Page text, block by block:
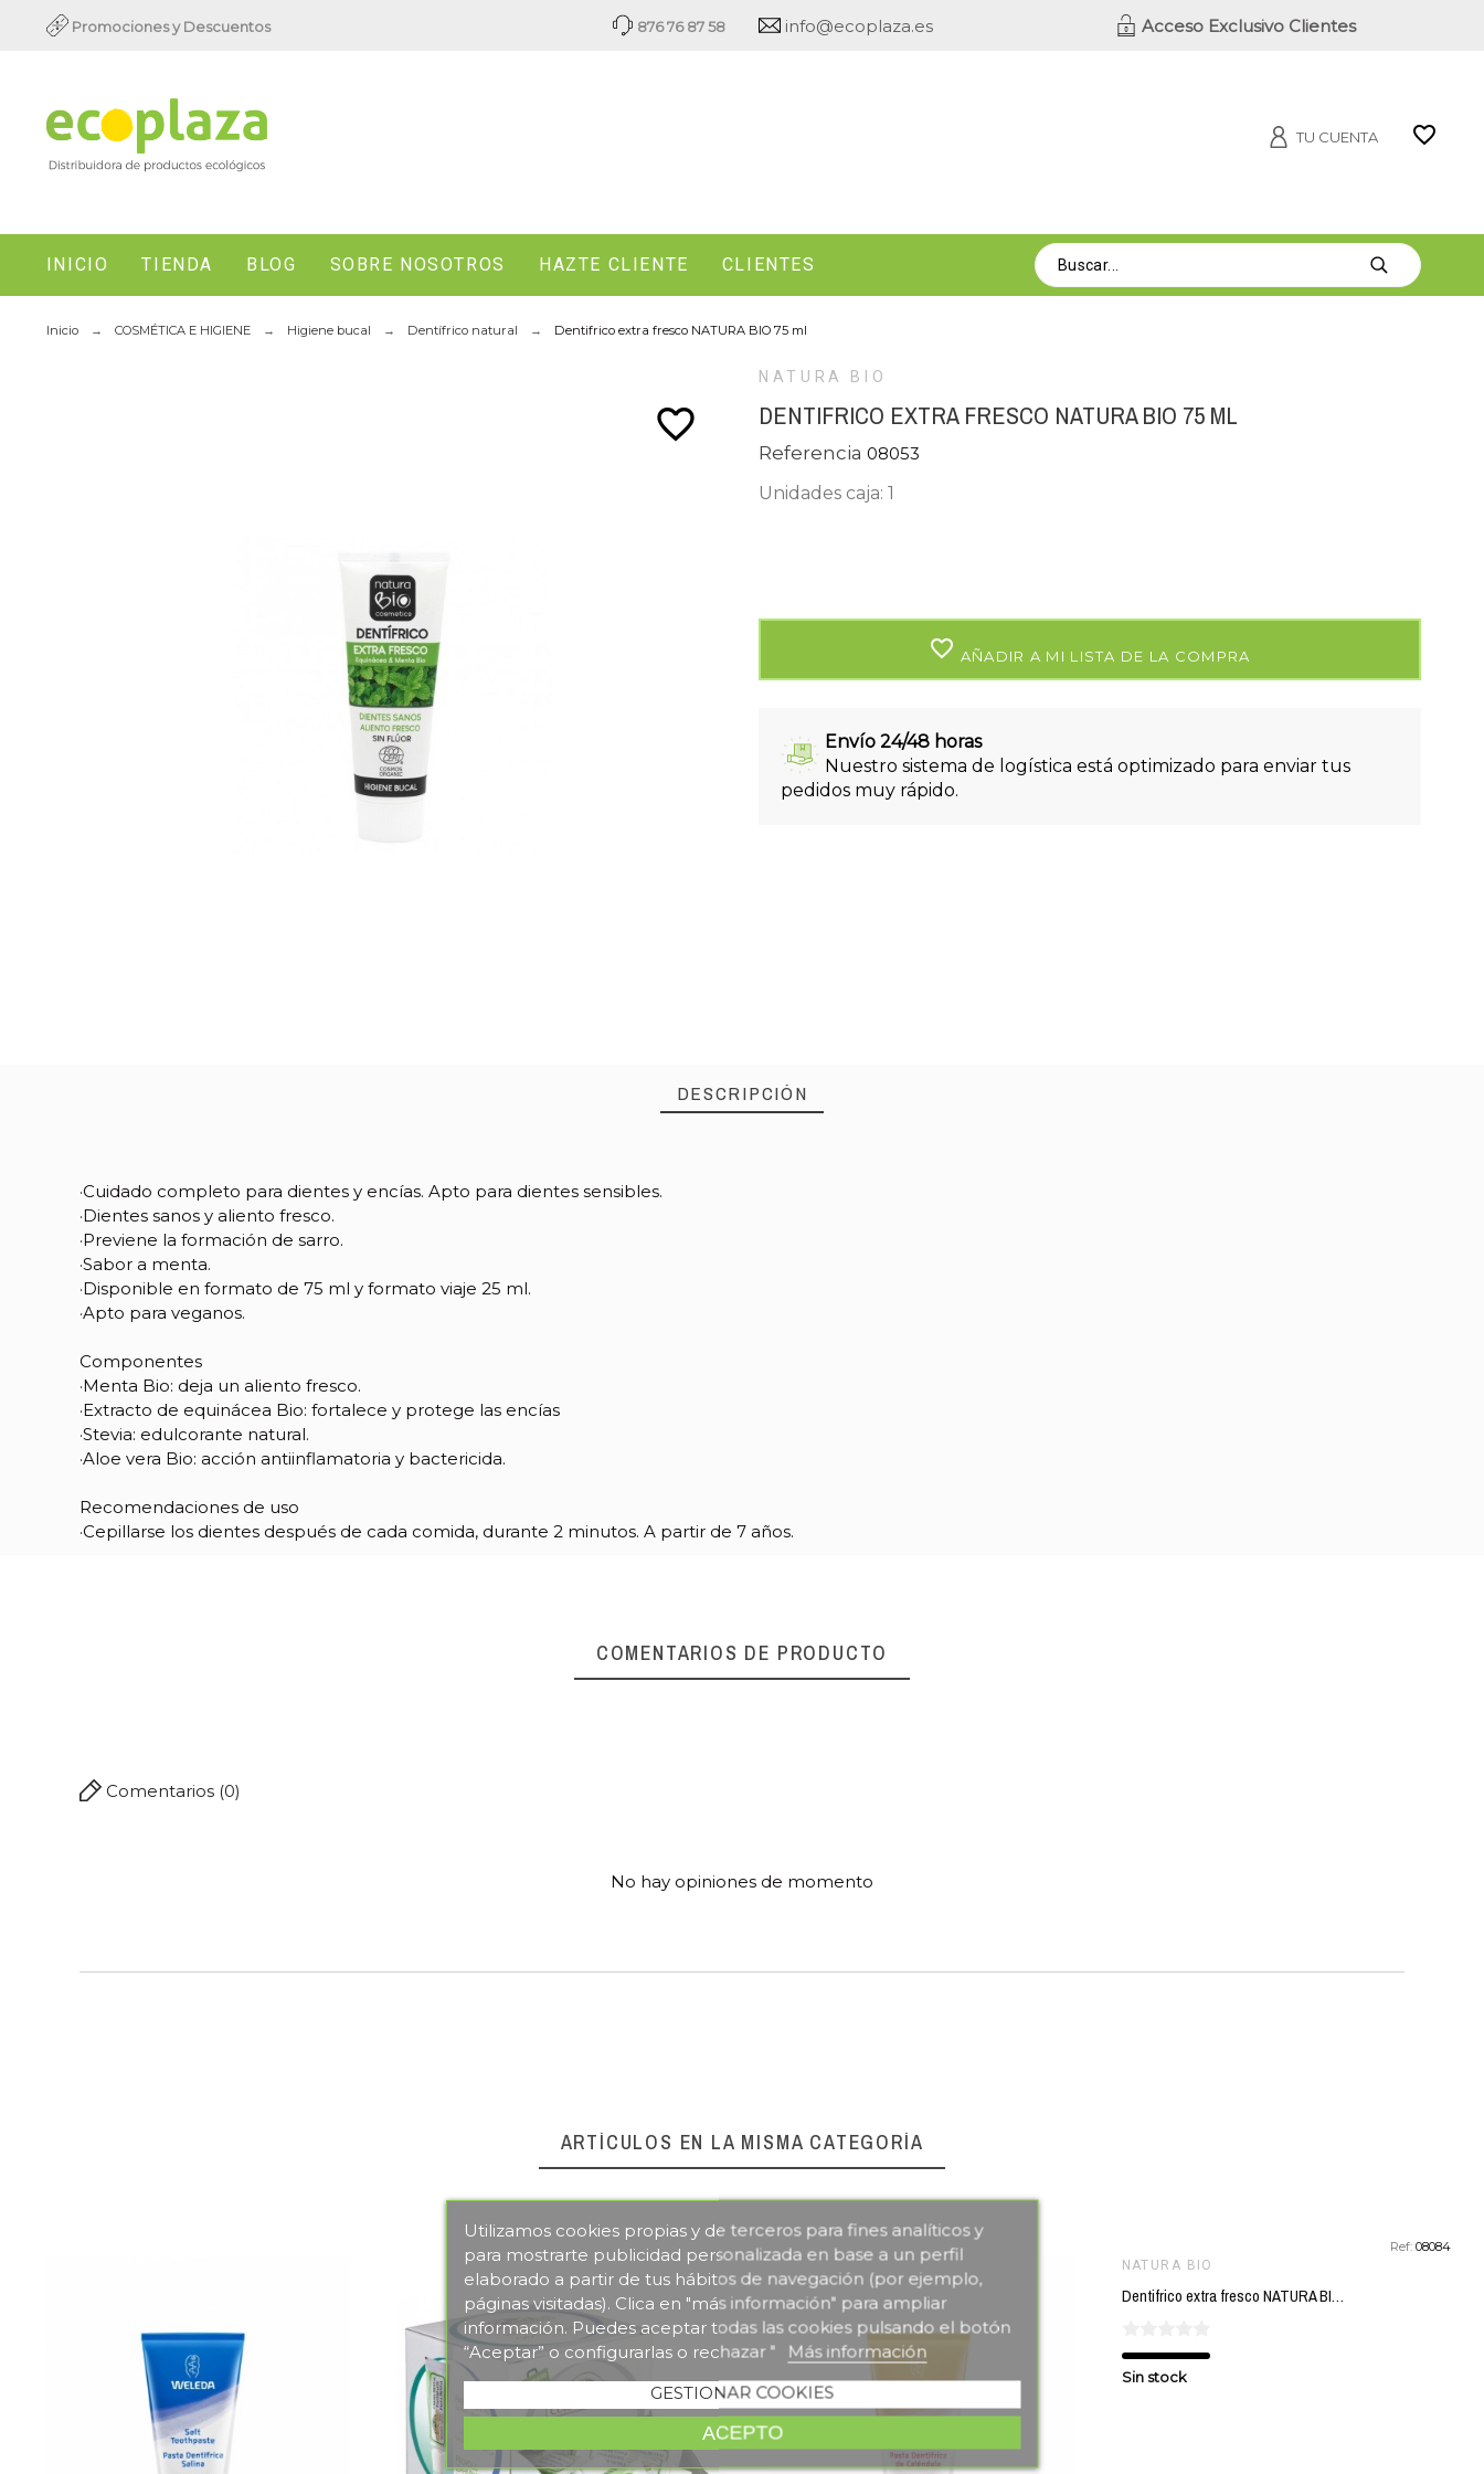
Utilizamos cookies propias y de terceros para fines analíticos y
para mostrarte publicidad personalizada en base a un perfil
elaborado a partir de tus hábitos de navegación (por ejemplo,
páginas visitadas). Clica en "más información" para ampliar
información. Puedes aceptar todas las cookies pulsando el botón
“Aceptar” o configurarlas o rechazar "
Más información
GESTIONAR COOKIES
ACEPTO
Promociones y Descuentos 876 76 87 58 info@ecoplaza.es Acceso Exclusivo Clientes
TU CUENTA
INICIO TIENDA BLOG SOBRE NOSOTROS HAZTE CLIENTE CLIENTES
Inicio COSMÉTICA E HIGIENE Higiene bucal Dentífrico natural Dentifrico extra fresco NATURA BIO 75 ml
favorite_border
NATURA BIO
DENTIFRICO EXTRA FRESCO NATURA BIO 75 ML
Referencia 08053
Unidades caja: 1
favorite_border AÑADIR A MI LISTA DE LA COMPRA
Envío 24/48 horas
Nuestro sistema de logística está optimizado para enviar tus
pedidos muy rápido.
DESCRIPCIÓN
·Cuidado completo para dientes y encías. Apto para dientes sensibles.
·Dientes sanos y aliento fresco.
·Previene la formación de sarro.
·Sabor a menta.
·Disponible en formato de 75 ml y formato viaje 25 ml.
·Apto para veganos.
Componentes
·Menta Bio: deja un aliento fresco.
·Extracto de equinácea Bio: fortalece y protege las encías
·Stevia: edulcorante natural.
·Aloe vera Bio: acción antiinflamatoria y bactericida.
Recomendaciones de uso
·Cepillarse los dientes después de cada comida, durante 2 minutos. A partir de 7 años.
Referencia
COMENTARIOS DE PRODUCTO
Comentarios (0)
No hay opiniones de momento
ARTÍCULOS EN LA MISMA CATEGORÍA
Ref: 08084
NATURA BIO
Dentifrico extra fresco NATURA BIO 25 ml
Sin stock